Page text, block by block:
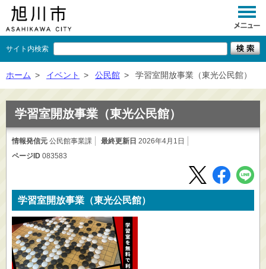
サイト内検索
くらし
観光
事業者向け
市政情報
× 閉じる
ホーム > イベント > 公民館 > 学習室開放事業（東光公民館）
学習室開放事業（東光公民館）
情報発信元 公民館事業課 最終更新日 2026年4月1日
ページID 083583
学習室開放事業（東光公民館）